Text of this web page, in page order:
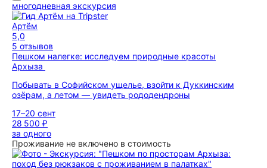
многодневная экскурсия
Артём
5,0
5 отзывов
Пешком налегке: исследуем природные красоты
Архыза
Побывать в Софийском ущелье, взойти к Дуккинским
озёрам, а летом — увидеть рододендроны
17–20 сент
28 500 ₽
за одного
Проживание не включено в стоимость